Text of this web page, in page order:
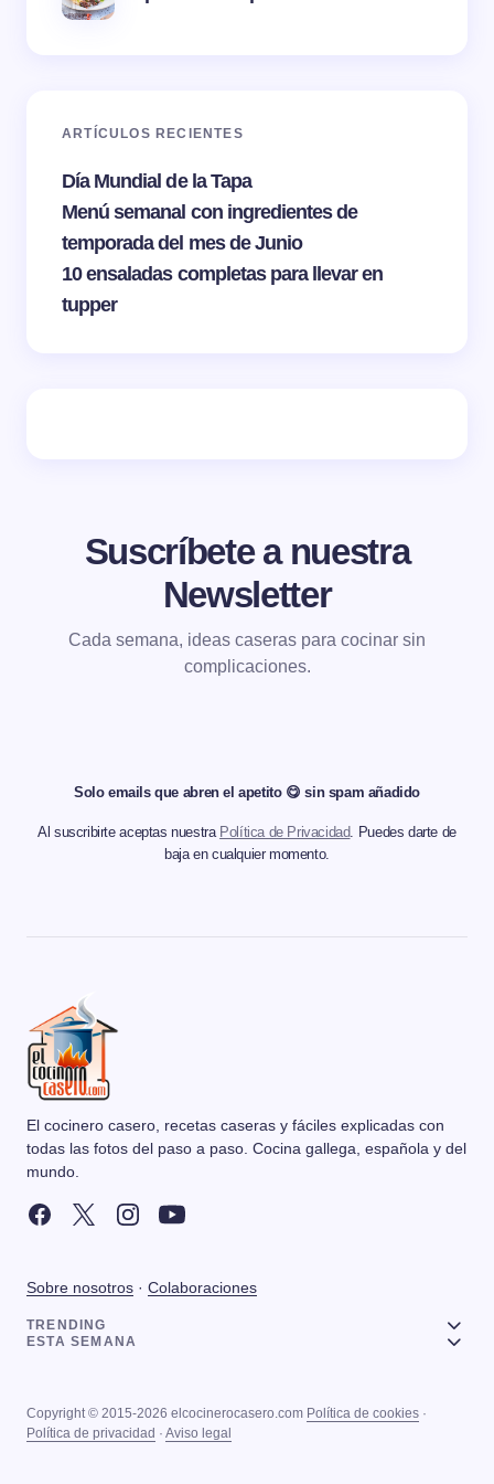
ARTÍCULOS RECIENTES
Día Mundial de la Tapa
Menú semanal con ingredientes de
temporada del mes de Junio
10 ensaladas completas para llevar en
tupper
Suscríbete a nuestra
Newsletter
Cada semana, ideas caseras para cocinar sin
complicaciones.
Solo emails que abren el apetito 😋 sin spam añadido
Al suscribirte aceptas nuestra Política de Privacidad. Puedes darte de
baja en cualquier momento.
El cocinero casero, recetas caseras y fáciles explicadas con
todas las fotos del paso a paso. Cocina gallega, española y del
mundo.
Sobre nosotros · Colaboraciones
TRENDING
ESTA SEMANA
Copyright © 2015-2026 elcocinerocasero.com Política de cookies ·
Política de privacidad · Aviso legal